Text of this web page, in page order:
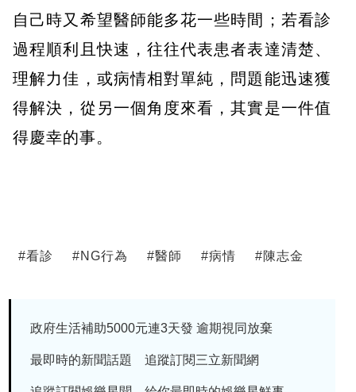
自己時又希望醫師能多花一些時間；若看診
過程順利且快速，往往代表患者表達清楚、
理解力佳，或病情相對單純，問題能迅速獲
得解決，從另一個角度來看，其實是一件值
得慶幸的事。
#看診 #NG行為 #醫師 #病情 #陳志金
政府生活補助5000元連3天發 逾期視同放棄
最即時的新聞話題 追蹤訂閱三立新聞網